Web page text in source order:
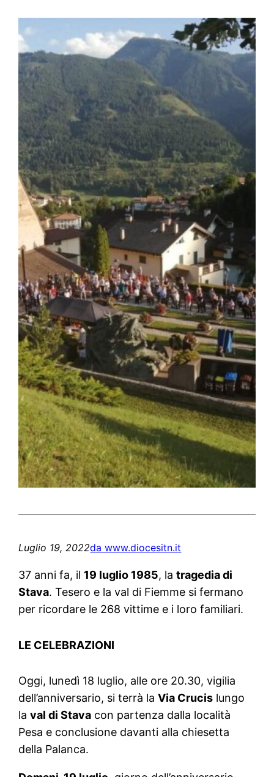
Luglio 19, 2022da www.diocesitn.it
37 anni fa, il 19 luglio 1985, latragedia di
Stava. Tesero e la val di Fiemme si fermano
per ricordare le 268 vittime e i loro familiari.
LE CELEBRAZIONI
Oggi, lunedì 18 luglio, alle ore 20.30, vigilia
dell’anniversario, si terrà laVia Crucis lungo
laval di Stava con partenza dalla località
Pesa e conclusione davanti alla chiesetta
della Palanca.